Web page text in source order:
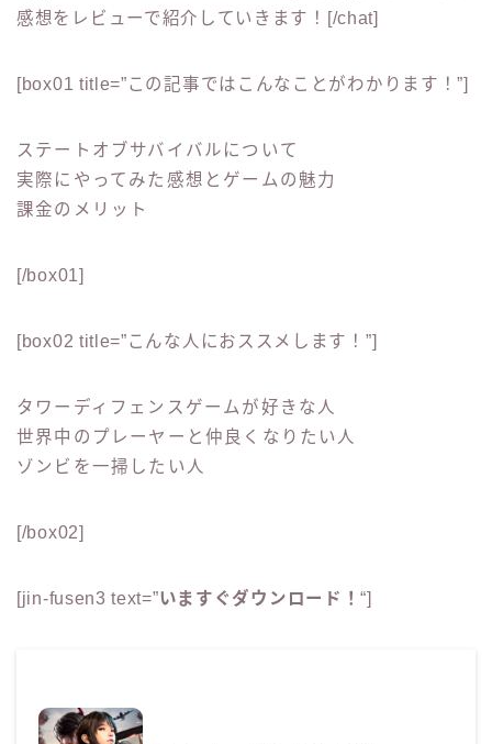
感想をレビューで紹介していきます！[/chat]
[box01 title=”この記事ではこんなことがわかります！”]
ステートオブサバイバルについて
実際にやってみた感想とゲームの魅力
課金のメリット
[/box01]
[box02 title=”こんな人におススメします！”]
タワーディフェンスゲームが好きな人
世界中のプレーヤーと仲良くなりたい人
ゾンビを一掃したい人
[/box02]
[jin-fusen3 text=”いますぐダウンロード！“]